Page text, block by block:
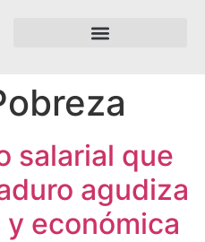
salarial que
agudiza
económica